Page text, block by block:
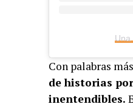
Una
Con palabras
de historias
inentendibles.